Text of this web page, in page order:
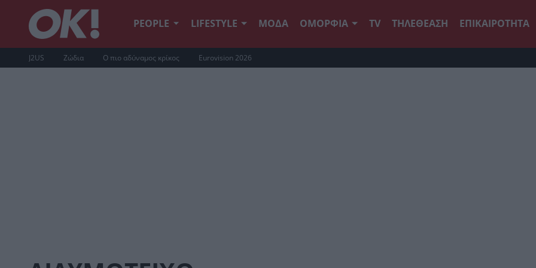
PEOPLE LIFESTYLE ΜΟΔΑ ΟΜΟΡΦΙΑ TV ΤΗΛΕΘΕΑΣΗ ΕΠΙΚΑΙΡΟΤΗΤΑ
J2US Ζώδια Ο πιο αδύναμος κρίκος Eurovision 2026